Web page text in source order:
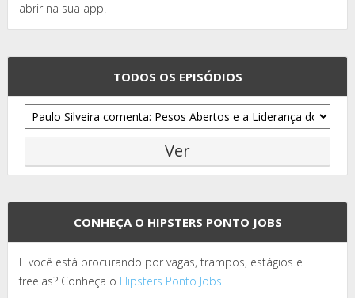
abrir na sua app.
TODOS OS EPISÓDIOS
CONHEÇA O HIPSTERS PONTO JOBS
E você está procurando por vagas, trampos, estágios e
freelas? Conheça o Hipsters Ponto Jobs!